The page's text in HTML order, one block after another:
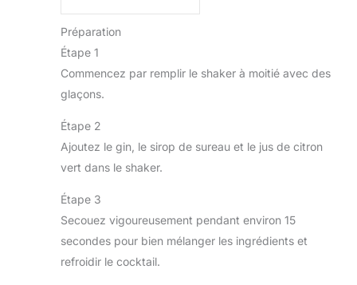
Préparation
Étape 1
Commencez par remplir le shaker à moitié avec des
glaçons.
Étape 2
Ajoutez le gin, le sirop de sureau et le jus de citron
vert dans le shaker.
Étape 3
Secouez vigoureusement pendant environ 15
secondes pour bien mélanger les ingrédients et
refroidir le cocktail.